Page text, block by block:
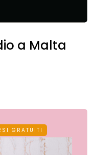
a Malta
GRATUITI